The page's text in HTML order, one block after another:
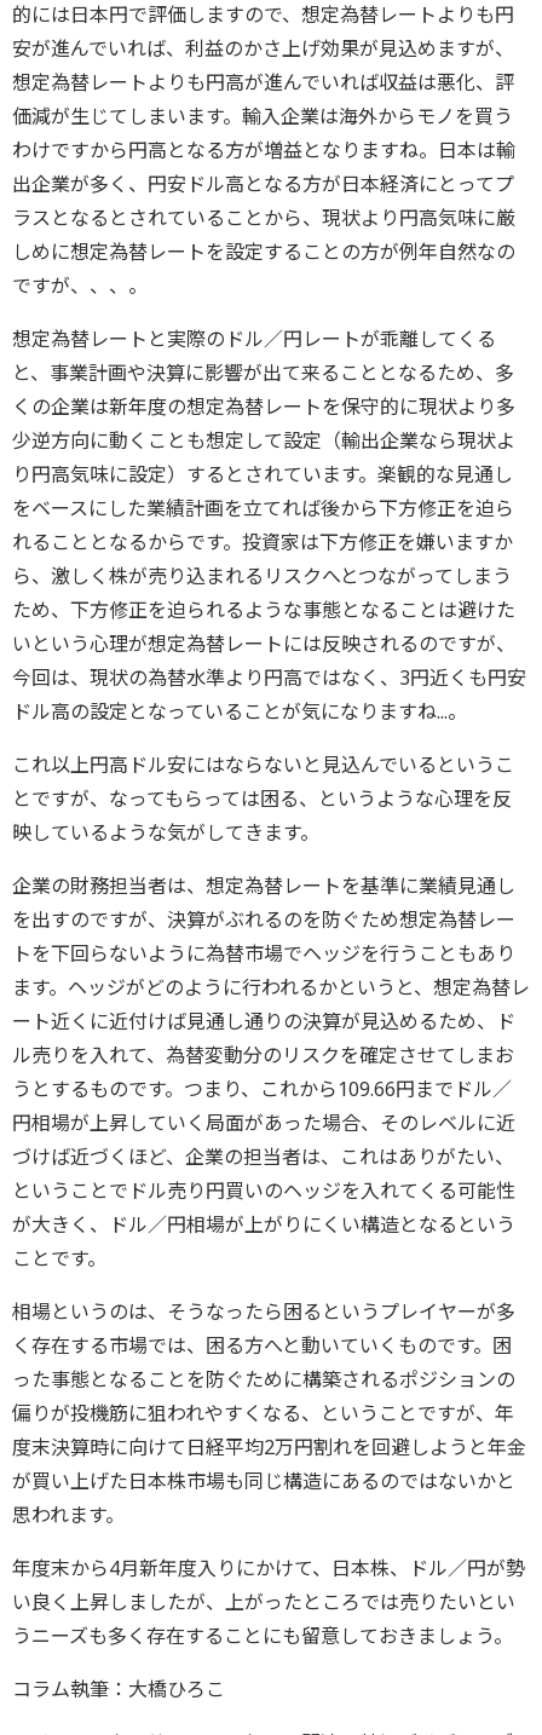
的には日本円で評価しますので、想定為替レートよりも円
安が進んでいれば、利益のかさ上げ効果が見込めますが、
想定為替レートよりも円高が進んでいれば収益は悪化、評
価減が生じてしまいます。輸入企業は海外からモノを買う
わけですから円高となる方が増益となりますね。日本は輸
出企業が多く、円安ドル高となる方が日本経済にとってプ
ラスとなるとされていることから、現状より円高気味に厳
しめに想定為替レートを設定することの方が例年自然なの
ですが、、、。
想定為替レートと実際のドル／円レートが乖離してくる
と、事業計画や決算に影響が出て来ることとなるため、多
くの企業は新年度の想定為替レートを保守的に現状より多
少逆方向に動くことも想定して設定（輸出企業なら現状よ
り円高気味に設定）するとされています。楽観的な見通し
をベースにした業績計画を立てれば後から下方修正を迫ら
れることとなるからです。投資家は下方修正を嫌いますか
ら、激しく株が売り込まれるリスクへとつながってしまう
ため、下方修正を迫られるような事態となることは避けた
いという心理が想定為替レートには反映されるのですが、
今回は、現状の為替水準より円高ではなく、3円近くも円安
ドル高の設定となっていることが気になりますね...。
これ以上円高ドル安にはならないと見込んでいるというこ
とですが、なってもらっては困る、というような心理を反
映しているような気がしてきます。
企業の財務担当者は、想定為替レートを基準に業績見通し
を出すのですが、決算がぶれるのを防ぐため想定為替レー
トを下回らないように為替市場でヘッジを行うこともあり
ます。ヘッジがどのように行われるかというと、想定為替レ
ート近くに近付けば見通し通りの決算が見込めるため、ド
ル売りを入れて、為替変動分のリスクを確定させてしまお
うとするものです。つまり、これから109.66円までドル／
円相場が上昇していく局面があった場合、そのレベルに近
づけば近づくほど、企業の担当者は、これはありがたい、
ということでドル売り円買いのヘッジを入れてくる可能性
が大きく、ドル／円相場が上がりにくい構造となるという
ことです。
相場というのは、そうなったら困るというプレイヤーが多
く存在する市場では、困る方へと動いていくものです。困
った事態となることを防ぐために構築されるポジションの
偏りが投機筋に狙われやすくなる、ということですが、年
度末決算時に向けて日経平均2万円割れを回避しようと年金
が買い上げた日本株市場も同じ構造にあるのではないかと
思われます。
年度末から4月新年度入りにかけて、日本株、ドル／円が勢
い良く上昇しましたが、上がったところでは売りたいとい
うニーズも多く存在することにも留意しておきましょう。
コラム執筆：大橋ひろこ